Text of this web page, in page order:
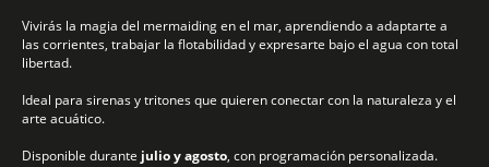
Vivirás la magia del mermaiding en el mar, aprendiendo a adaptarte a
las corrientes, trabajar la flotabilidad y expresarte bajo el agua con total
libertad.
Ideal para sirenas y tritones que quieren conectar con la naturaleza y el
arte acuático.
Disponible durante julio y agosto, con programación personalizada.